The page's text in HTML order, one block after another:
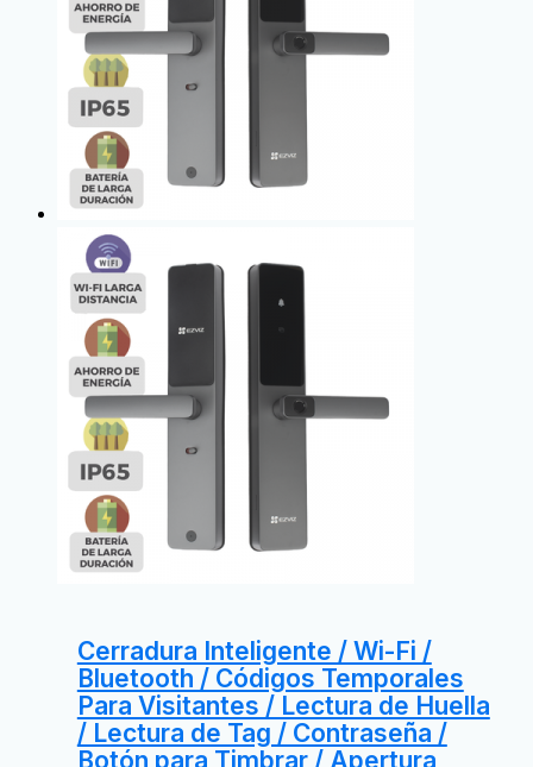
Cerradura Inteligente / Wi-Fi /
Bluetooth / Códigos Temporales
Para Visitantes / Lectura de Huella
/ Lectura de Tag / Contraseña /
Botón para Timbrar / Apertura